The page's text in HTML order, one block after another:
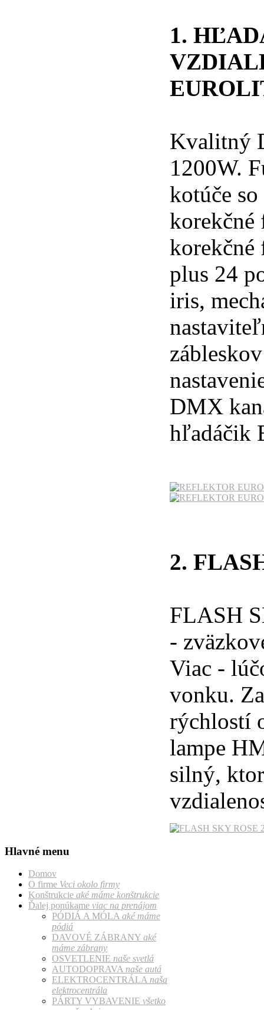
1.
Kvalitný
1200W.
kotúče
korekčné
korekčné
plus 24
iris,
DMX
hľadáčik
2.
FLASH
-
Viac -
vonku.
rýchlostí
lampe
silný,
Hlavné menu
Domov
O firme Veci okolo firmy
Konštrukcie aké máme konštrukcie
Ďalej ponúkame viac na prenájom
PÓDIÁ A MÓLA aké máme
pódiá
DAVOVÉ ZÁBRANY aké
máme zábrany
OSVETLENIE naše svetlá
AUTODOPRAVA naše autá
ELEKTROCENTRÁLA naša
elektrocentrála
PÁRTY VYBAVENIE všetko